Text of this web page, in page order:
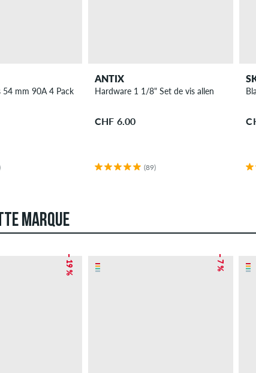
54 mm 90A 4 Pack
ANTIX
Hardware 1 1/8" Set de vis allen
CHF 6.00
(89)
MARQUE
– 19 % – 7 %